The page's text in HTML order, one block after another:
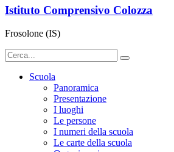
Istituto Comprensivo Colozza
Frosolone (IS)
Scuola
Panoramica
Presentazione
I luoghi
Le persone
I numeri della scuola
Le carte della scuola